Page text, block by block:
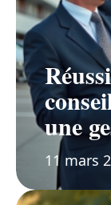
une
11 mars